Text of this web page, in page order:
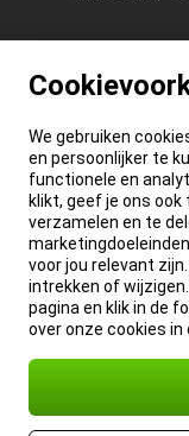
We gebruiken
en persoonlijker te
functionele en
klikt, geef je ons
verzamelen en te
voor jou relevant
intrekken of
pagina en klik in de
over onze cookies in